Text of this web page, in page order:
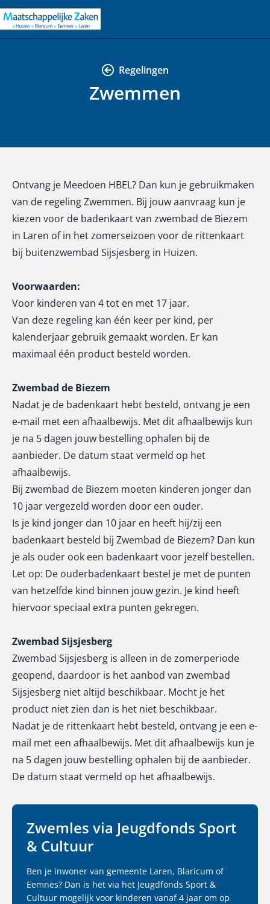
Regelingen
Zwemmen
Ontvang je Meedoen HBEL? Dan kun je gebruikmaken
van de regeling Zwemmen. Bij jouw aanvraag kun je
kiezen voor de badenkaart van zwembad de Biezem
in Laren of in het zomerseizoen voor de rittenkaart
bij buitenzwembad Sijsjesberg in Huizen.
Voorwaarden:
Voor kinderen van 4 tot en met 17 jaar.
Van deze regeling kan één keer per kind, per
kalenderjaar gebruik gemaakt worden. Er kan
maximaal één product besteld worden.
Zwembad de Biezem
Nadat je de badenkaart hebt besteld, ontvang je een
e-mail met een afhaalbewijs. Met dit afhaalbewijs kun
je na 5 dagen jouw bestelling ophalen bij de
aanbieder. De datum staat vermeld op het
afhaalbewijs.
Bij zwembad de Biezem moeten kinderen jonger dan
10 jaar vergezeld worden door een ouder.
Is je kind jonger dan 10 jaar en heeft hij/zij een
badenkaart besteld bij Zwembad de Biezem? Dan kun
je als ouder ook een badenkaart voor jezelf bestellen.
Let op: De ouderbadenkaart bestel je met de punten
van hetzelfde kind binnen jouw gezin. Je kind heeft
hiervoor speciaal extra punten gekregen.
Zwembad Sijsjesberg
Zwembad Sijsjesberg is alleen in de zomerperiode
geopend, daardoor is het aanbod van zwembad
Sijsjesberg niet altijd beschikbaar. Mocht je het
product niet zien dan is het niet beschikbaar.
Nadat je de rittenkaart hebt besteld, ontvang je een e-
mail met een afhaalbewijs. Met dit afhaalbewijs kun je
na 5 dagen jouw bestelling ophalen bij de aanbieder.
De datum staat vermeld op het afhaalbewijs.
Zwemles via Jeugdfonds Sport
& Cultuur
Ben je inwoner van gemeente Laren, Blaricum of
Eemnes? Dan is het via het Jeugdfonds Sport &
Cultuur mogelijk voor kinderen vanaf 4 jaar om op